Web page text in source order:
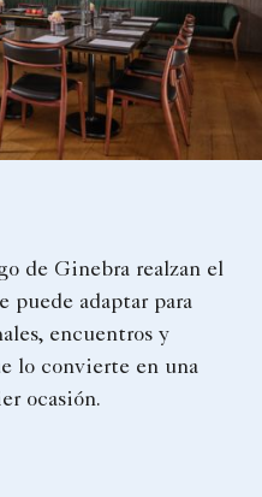
de Ginebra realzan el
puede adaptar para
encuentros y
lo convierte en una
ocasión.